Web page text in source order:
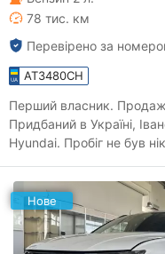
78 тис. км
Перевірено за
AT3480CH
Перший власник. Продаж
Придбаний в Україні,
Hyundai. Пробіг не був
Нове